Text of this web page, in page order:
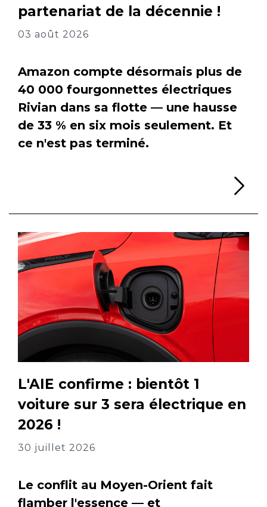
partenariat de la décennie !
03 août 2026
Amazon compte désormais plus de
40 000 fourgonnettes électriques
Rivian dans sa flotte — une hausse
de 33 % en six mois seulement. Et
ce n'est pas terminé.
L'AIE confirme : bientôt 1
voiture sur 3 sera électrique en
2026 !
30 juillet 2026
Le conflit au Moyen-Orient fait
flamber l'essence — et